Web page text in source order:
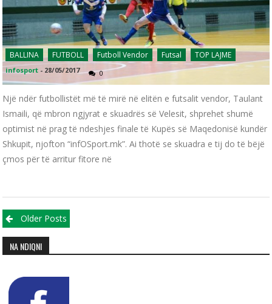
BALLINA FUTBOLL Futboll Vendor Futsal TOP LAJME
infosport - 28/05/2017 0
Një ndër futbollistët më të mirë në elitën e futsalit vendor, Taulant
Ismaili, që mbron ngjyrat e skuadrës së Velesit, shprehet shumë
optimist në prag të ndeshjes finale të Kupës së Maqedonisë kundër
Shkupit, njofton “infOSport.mk”. Ai thotë se skuadra e tij do të bëjë
çmos për të arritur fitore në
Posts navigation
Older Posts
NA NDIQNI